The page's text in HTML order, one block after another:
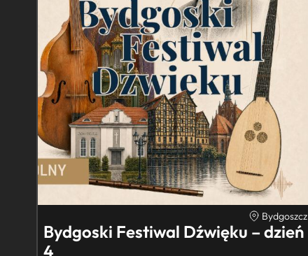
Bydgoszcz
Bydgoski Festiwal Dźwięku – dzień
4